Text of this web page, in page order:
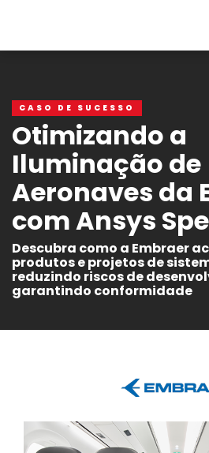
CASO DE SUCESSO
Otimizando a
Iluminação de
Aeronaves da
com Ansys
Descubra como a Embraer
produtos e projetos de
reduzindo riscos de
garantindo conformidade